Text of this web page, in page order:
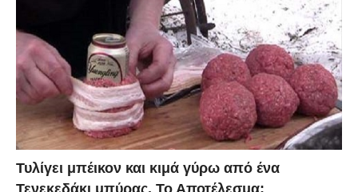
Τυλίγει μπέικον και κιμά γύρω από ένα